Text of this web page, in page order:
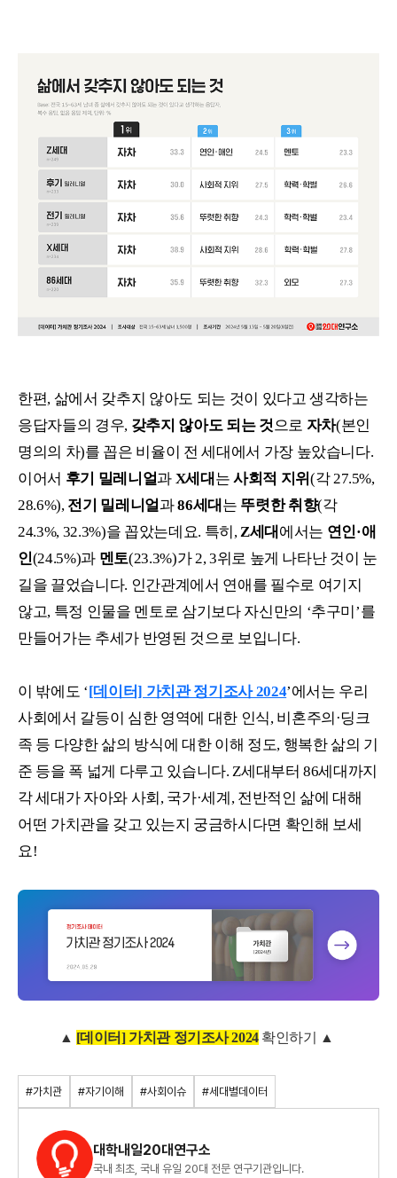
한편, 삶에서 갖추지 않아도 되는 것이 있다고 생각하는
응답자들의 경우, 갖추지 않아도 되는 것으로 자차(본인
명의의 차)를 꼽은 비율이 전 세대에서 가장 높았습니다.
이어서 후기 밀레니얼과 X세대 는 사회적 지위 (각 27.5%,
28.6%), 전기 밀레니얼과86세대 는 뚜렷한 취향(각
24.3%, 32.3%)을 꼽았는데요. 특히,Z세대 에서는 연인·애
인(24.5%)과 멘토(23.3%)가 2, 3위로 높게 나타난 것이 눈
길을 끌었습니다. 인간관계에서 연애를 필수로 여기지
않고, 특정 인물을 멘토로 삼기보다 자신만의 ‘추구미’를
만들어가는 추세가 반영된 것으로 보입니다.
이 밖에도 ‘ [데이터] 가치관 정기조사 2024’에서는 우리
사회에서 갈등이 심한 영역에 대한 인식, 비혼주의·딩크
족 등 다양한 삶의 방식에 대한 이해 정도, 행복한 삶의 기
준 등을 폭 넓게 다루고 있습니다. Z세대부터 86세대까지
각 세대가 자아와 사회, 국가·세계, 전반적인 삶에 대해
어떤 가치관을 갖고 있는지 궁금하시다면 확인해 보세
요!
▲ [데이터] 가치관 정기조사 2024확인하기 ▲
#가치관 #자기이해 #사회이슈 #세대별데이터
대학내일20대연구소
국내 최초, 국내 유일 20대 전문 연구기관입니다.